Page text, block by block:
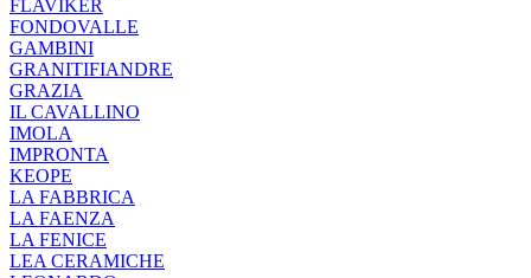
FLAVIKER
FONDOVALLE
GAMBINI
GRANITIFIANDRE
GRAZIA
IL CAVALLINO
IMOLA
IMPRONTA
KEOPE
LA FABBRICA
LA FAENZA
LA FENICE
LEA CERAMICHE